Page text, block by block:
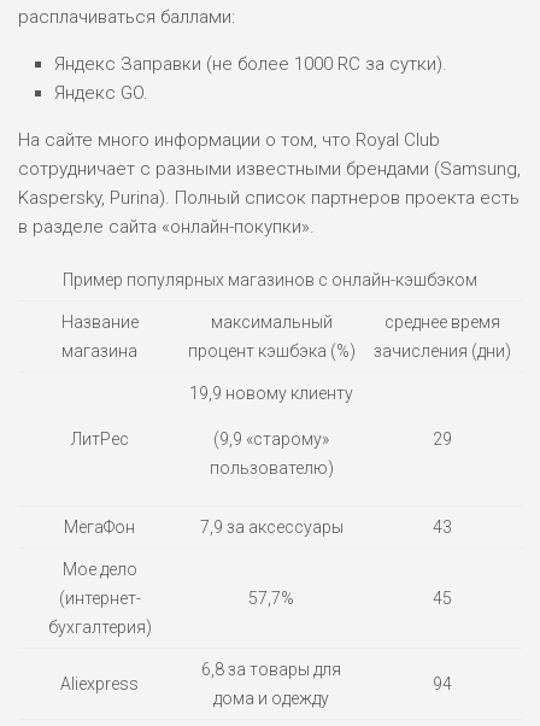
РИСКИ: СРЕДНИЕ
БЮДЖЕТ: НИЗКИЙ
ОБЗОР
ПОДОЙДЕТ
РИСКИ: НИЗКИЕ
ДОХОД: НИЗКИЙ
ПОДОЙДЕТ
ВСЕМ
БЮДЖЕТ: НИЗКИЙ
расплачиваться баллами:
Яндекс Заправки (не более 1000 RC за сутки).
Яндекс GO.
На сайте много информации о том, что Royal Club
сотрудничает с разными известными брендами (Samsung,
Kaspersky, Purina). Полный список партнеров проекта есть
в разделе сайта «онлайн-покупки».
Пример популярных магазинов с онлайн-кэшбэком
Название
магазина
максимальный
процент кэшбэка (%)
среднее время
зачисления (дни)
ЛитРес
19,9 новому клиенту
(9,9 «старому»
пользователю)
29
МегаФон 7,9 за аксессуары 43
Мое дело
(интернет-
бухгалтерия)
57,7% 45
Aliexpress
6,8 за товары для
дома и одежду
94